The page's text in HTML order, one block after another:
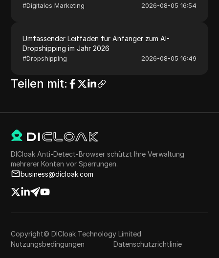
#Digitales Marketing 2026-08-05 16:54
Umfassender Leitfaden für Anfänger zum AI-
Dropshipping im Jahr 2026
#Dropshipping 2026-08-05 16:49
Teilen mit:
DICloak Anti-Detect-Browser schützt Ihre Verwaltung
mehrerer Konten vor Sperrungen.
business@dicloak.com
Copyright© DICloak Technology Limited
Nutzungsbedingungen
Datenschutzrichtlinie